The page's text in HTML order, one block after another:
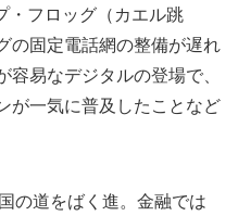
・フロッグ（カエル跳
の固定電話網の整備が遅れ
易なデジタルの登場で、
が一気に普及したことなど
の道をばく進。金融では